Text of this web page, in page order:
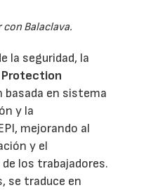
con Balaclava.
la seguridad, la
Protection
basada en sistema
y la
mejorando al
y el
los trabajadores.
se traduce en